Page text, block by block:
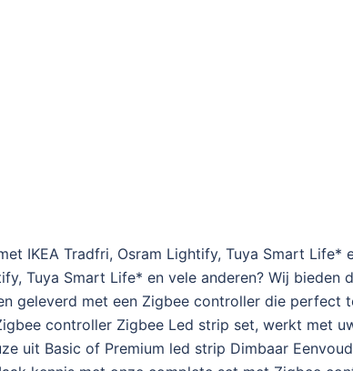
IKEA Tradfri, Osram Lightify, Tuya Smart Life*
Tuya Smart Life* en vele anderen? Wij bieden
geleverd met een Zigbee controller die perfect
controller Zigbee Led strip set, werkt met
uit Basic of Premium led strip Dimbaar